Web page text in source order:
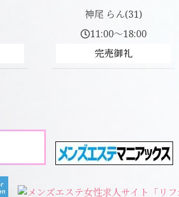
神尾 らん(31)
11:00～18:00
完売御礼